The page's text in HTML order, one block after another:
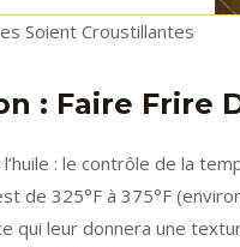
Soient Croustillantes
: Faire Frire
: le contrôle de la
de 325°F à 375°F
qui leur donnera une